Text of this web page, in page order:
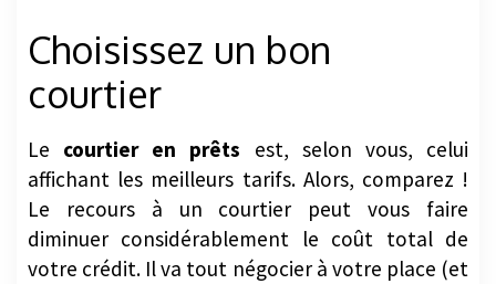
Choisissez un bon
courtier
Le courtier en prêts est, selon vous, celui
affichant les meilleurs tarifs. Alors, comparez !
Le recours à un courtier peut vous faire
diminuer considérablement le coût total de
votre crédit. Il va tout négocier à votre place (et